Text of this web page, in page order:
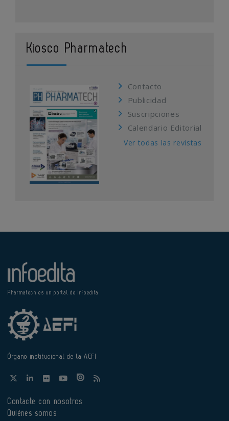
Kiosco Pharmatech
Contacto
Publicidad
Suscripciones
Calendario Editorial
Ver todas las revistas
Pharmatech es un portal de Infoedita
Órgano institucional de la AEFI
Contacte con nosotros
Quiénes somos